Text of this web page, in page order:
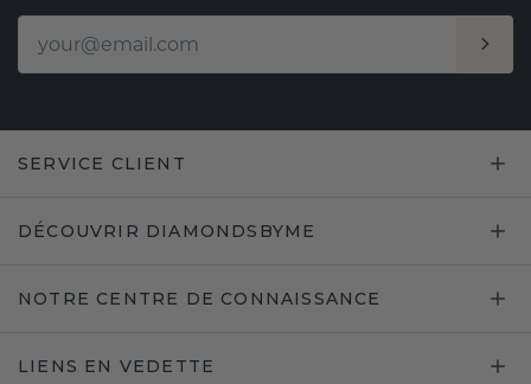
SERVICE CLIENT
DÉCOUVRIR DIAMONDSBYME
NOTRE CENTRE DE CONNAISSANCE
LIENS EN VEDETTE